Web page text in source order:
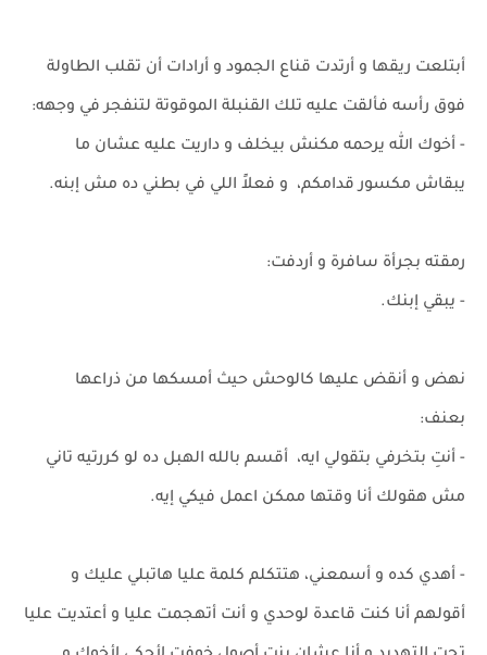
أبتلعت ريقها و أرتدت قناع الجمود و أرادات أن تقلب الطاولة
فوق رأسه فألقت عليه تلك القنبلة الموقوتة لتنفجر في وجهه:
- أخوك الله يرحمه مكنش بيخلف و داريت عليه عشان ما
يبقاش مكسور قدامكم، و فعلاً اللي في بطني ده مش إبنه.
رمقته بجرأة سافرة و أردفت:
- يبقي إبنك.
نهض و أنقض عليها كالوحش حيث أمسكها من ذراعها
بعنف:
- أنتِ بتخرفي بتقولي ايه، أقسم بالله الهبل ده لو كررتيه تاني
مش هقولك أنا وقتها ممكن اعمل فيكي إيه.
- أهدي كده و أسمعني، هتتكلم كلمة عليا هاتبلي عليك و
أقولهم أنا كنت قاعدة لوحدي و أنت أتهجمت عليا و أعتديت عليا